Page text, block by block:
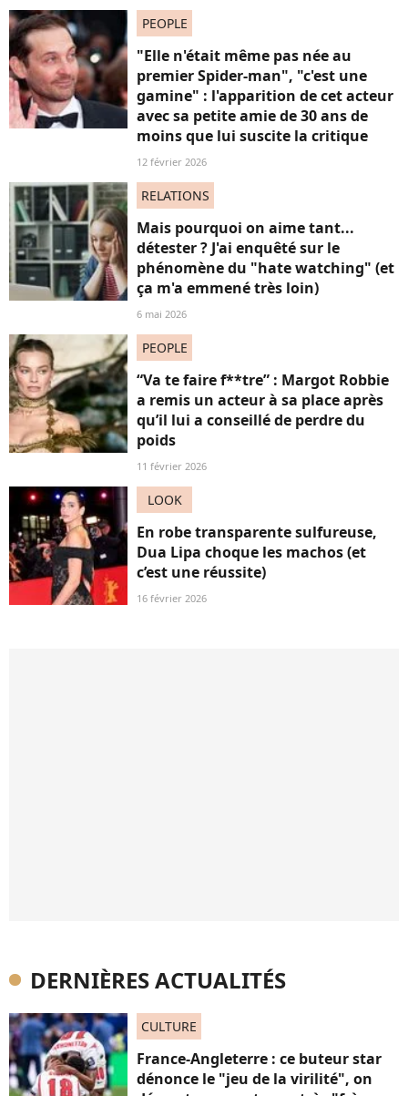
PEOPLE
"Elle n'était même pas née au
premier Spider-man", "c'est une
gamine" : l'apparition de cet acteur
avec sa petite amie de 30 ans de
moins que lui suscite la critique
12 février 2026
RELATIONS
Mais pourquoi on aime tant...
détester ? J'ai enquêté sur le
phénomène du "hate watching" (et
ça m'a emmené très loin)
6 mai 2026
PEOPLE
“Va te faire f**tre” : Margot Robbie
a remis un acteur à sa place après
qu’il lui a conseillé de perdre du
poids
11 février 2026
LOOK
En robe transparente sulfureuse,
Dua Lipa choque les machos (et
c’est une réussite)
16 février 2026
DERNIÈRES ACTUALITÉS
CULTURE
France-Angleterre : ce buteur star
dénonce le "jeu de la virilité", on